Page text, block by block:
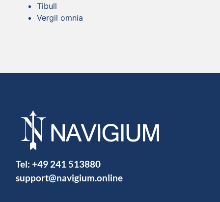
Tibull
Vergil omnia
Tel: +49 241 513880
support@navigium.online